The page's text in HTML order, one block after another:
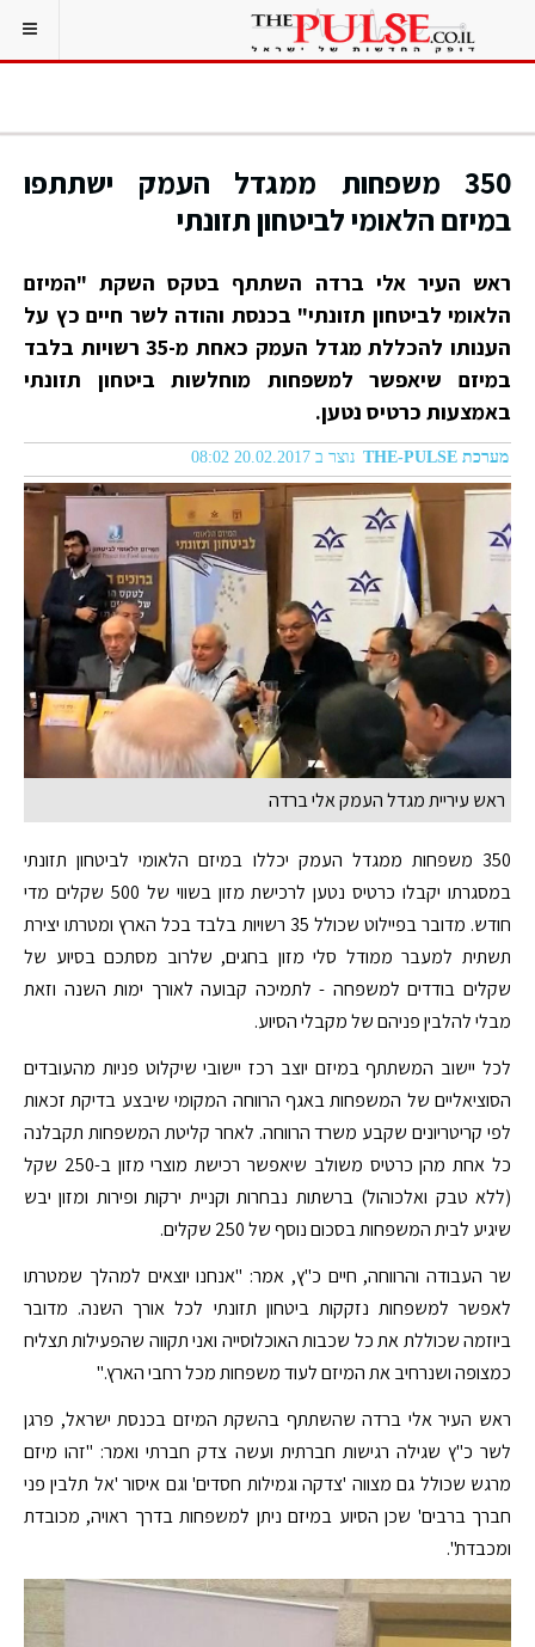
350 משפחות ממגדל העמק ישתתפו
במיזם הלאומי לביטחון תזונתי
ראש העיר אלי ברדה השתתף בטקס השקת "המיזם
הלאומי לביטחון תזונתי" בכנסת והודה לשר חיים כץ על
הענותו להכללת מגדל העמק כאחת מ-35 רשויות בלבד
במיזם שיאפשר למשפחות מוחלשות ביטחון תזונתי
באמצעות כרטיס נטען.
מערכת THE-PULSE נוצר ב 20.02.2017 08:02
ראש עיריית מגדל העמק אלי ברדה
350 משפחות ממגדל העמק יכללו במיזם הלאומי לביטחון תזונתי
במסגרתו יקבלו כרטיס נטען לרכישת מזון בשווי של 500 שקלים מדי
חודש. מדובר בפיילוט שכולל 35 רשויות בלבד בכל הארץ ומטרתו יצירת
תשתית למעבר ממודל סלי מזון בחגים, שלרוב מסתכם בסיוע של
שקלים בודדים למשפחה - לתמיכה קבועה לאורך ימות השנה וזאת
מבלי להלבין פניהם של מקבלי הסיוע.
לכל יישוב המשתתף במיזם יוצב רכז יישובי שיקלוט פניות מהעובדים
הסוציאליים של המשפחות באגף הרווחה המקומי שיבצע בדיקת זכאות
לפי קריטריונים שקבע משרד הרווחה. לאחר קליטת המשפחות תקבלנה
כל אחת מהן כרטיס משולב שיאפשר רכישת מוצרי מזון ב-250 שקל
(ללא טבק ואלכוהול) ברשתות נבחרות וקניית ירקות ופירות ומזון יבש
שיגיע לבית המשפחות בסכום נוסף של 250 שקלים.
שר העבודה והרווחה, חיים כ"ץ, אמר: "אנחנו יוצאים למהלך שמטרתו
לאפשר למשפחות נזקקות ביטחון תזונתי לכל אורך השנה. מדובר
ביוזמה שכוללת את כל שכבות האוכלוסייה ואני תקווה שהפעילות תצליח
כמצופה ושנרחיב את המיזם לעוד משפחות מכל רחבי הארץ."
ראש העיר אלי ברדה שהשתתף בהשקת המיזם בכנסת ישראל, פרגן
לשר כ"ץ שגילה רגישות חברתית ועשה צדק חברתי ואמר: "זהו מיזם
מרגש שכולל גם מצווה 'צדקה וגמילות חסדים' וגם איסור 'אל תלבין פני
חברך ברבים' שכן הסיוע במיזם ניתן למשפחות בדרך ראויה, מכובדת
ומכבדת".